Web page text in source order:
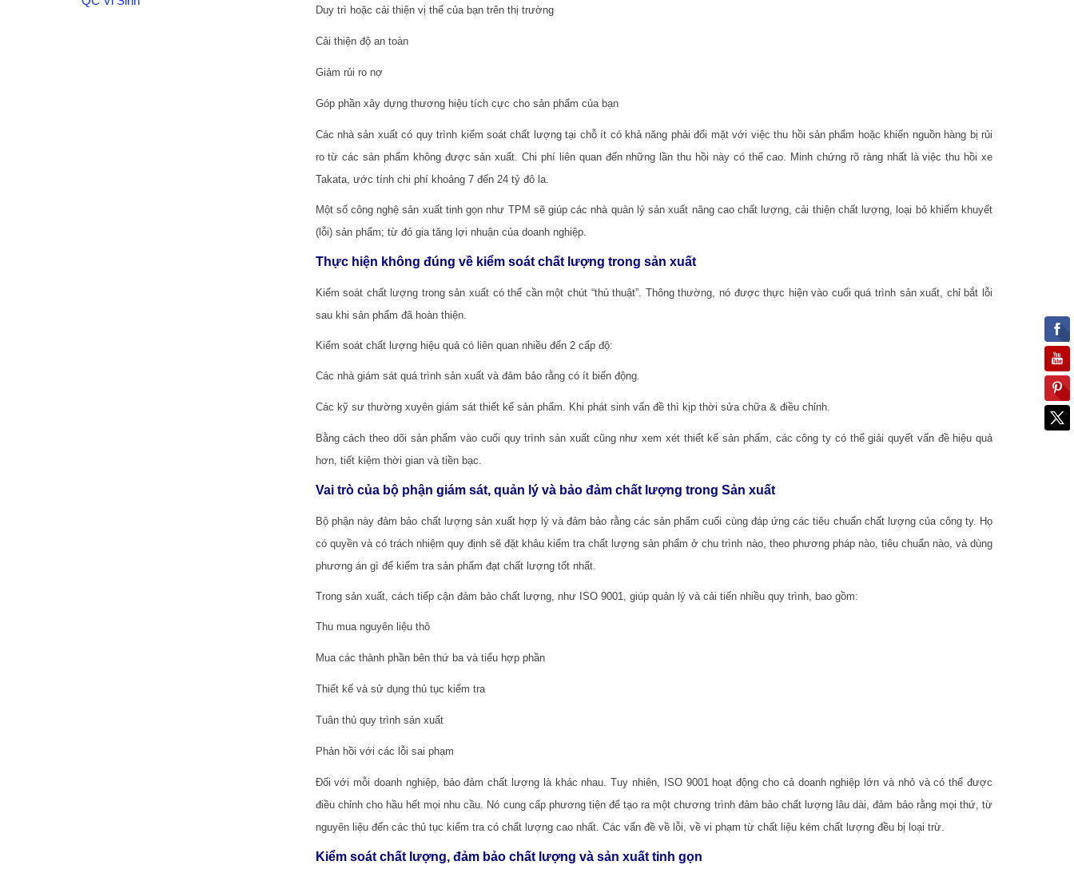
Duy trì hoặc cải thiện vị thế của bạn trên thị trường
Cải thiện độ an toàn
Giảm rủi ro nợ
Góp phần xây dựng thương hiệu tích cực cho sản phẩm của bạn
Các nhà sản xuất có quy trình kiểm soát chất lượng tại chỗ ít có khả năng phải đối mặt với việc thu hồi sản phẩm hoặc khiến nguồn hàng bị rủi
ro từ các sản phẩm không được sản xuất. Chi phí liên quan đến những lần thu hồi này có thể cao. Minh chứng rõ ràng nhất là việc thu hồi xe
Takata, ước tính chi phí khoảng 7 đến 24 tỷ đô la.
Một số công nghệ sản xuất tinh gọn như TPM sẽ giúp các nhà quản lý sản xuất nâng cao chất lượng, cải thiện chất lượng, loại bỏ khiếm khuyết
(lỗi) sản phẩm; từ đó gia tăng lợi nhuận của doanh nghiệp.
Thực hiện không đúng về kiểm soát chất lượng trong sản xuất
Kiểm soát chất lượng trong sản xuất có thể cần một chút “thủ thuật”. Thông thường, nó được thực hiện vào cuối quá trình sản xuất, chỉ bắt lỗi
sau khi sản phẩm đã hoàn thiện.
Kiểm soát chất lượng hiệu quả có liên quan nhiều đến 2 cấp độ:
Các nhà giám sát quá trình sản xuất và đảm bảo rằng có ít biến động.
Các kỹ sư thường xuyên giám sát thiết kế sản phẩm. Khi phát sinh vấn đề thì kịp thời sửa chữa & điều chỉnh.
Bằng cách theo dõi sản phẩm vào cuối quy trình sản xuất cũng như xem xét thiết kế sản phẩm, các công ty có thể giải quyết vấn đề hiệu quả
hơn, tiết kiệm thời gian và tiền bạc.
Vai trò của bộ phận giám sát, quản lý và bảo đảm chất lượng trong Sản xuất
Bộ phận này đảm bảo chất lượng sản xuất hợp lý và đảm bảo rằng các sản phẩm cuối cùng đáp ứng các tiêu chuẩn chất lượng của công ty. Họ
có quyền và có trách nhiệm quy định sẽ đặt khâu kiểm tra chất lượng sản phẩm ở chu trình nào, theo phương pháp nào, tiêu chuẩn nào, và dùng
phương án gì để kiểm tra sản phẩm đạt chất lượng tốt nhất.
Trong sản xuất, cách tiếp cận đảm bảo chất lượng, như ISO 9001, giúp quản lý và cải tiến nhiều quy trình, bao gồm:
Thu mua nguyên liệu thô
Mua các thành phần bên thứ ba và tiểu hợp phần
Thiết kế và sử dụng thủ tục kiểm tra
Tuân thủ quy trình sản xuất
Phản hồi với các lỗi sai phạm
Đối với mỗi doanh nghiệp, bảo đảm chất lượng là khác nhau. Tuy nhiên, ISO 9001 hoạt động cho cả doanh nghiệp lớn và nhỏ và có thể được
điều chỉnh cho hầu hết mọi nhu cầu. Nó cung cấp phương tiện để tạo ra một chương trình đảm bảo chất lượng lâu dài, đảm bảo rằng mọi thứ, từ
nguyên liệu đến các thủ tục kiểm tra có chất lượng cao nhất. Các vấn đề về lỗi, về vi phạm từ chất liệu kém chất lượng đều bị loại trừ.
Kiểm soát chất lượng, đảm bảo chất lượng và sản xuất tinh gọn